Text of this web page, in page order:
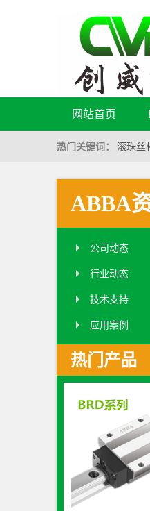
网站首页
热门关键词： 滚珠丝
ABBA
公司动态
行业动态
技术支持
应用案例
热门产品